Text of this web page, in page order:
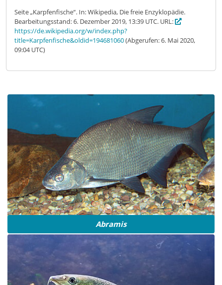
Seite „Karpfenfische“. In: Wikipedia, Die freie Enzyklopädie.
Bearbeitungsstand: 6. Dezember 2019, 13:39 UTC. URL:
https://de.wikipedia.org/w/index.php?
title=Karpfenfische&oldid=194681060(Abgerufen: 6. Mai 2020,
09:04 UTC)
Abramis